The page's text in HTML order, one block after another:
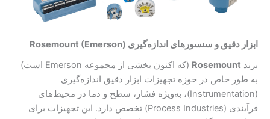
ابزار دقیق و سنسورهای اندازه‌گیری Rosemount (Emerson)
برند Rosemount
(که اکنون بخشی از مجموعه Emerson است)
به طور خاص در حوزه تجهیزات ابزار دقیق اندازه‌گیری
(Instrumentation)، به‌ویژه فشار، سطح و دما در محیط‌های
فرآیندی (Process Industries) تخصص دارد. این تجهیزات برای